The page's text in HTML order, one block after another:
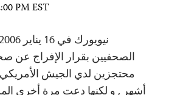
PM EST
الصحفيين بقرار الإفراج عن
محتجزين لدي الجيش
أشهر , و لكنها دعت مرة أخري